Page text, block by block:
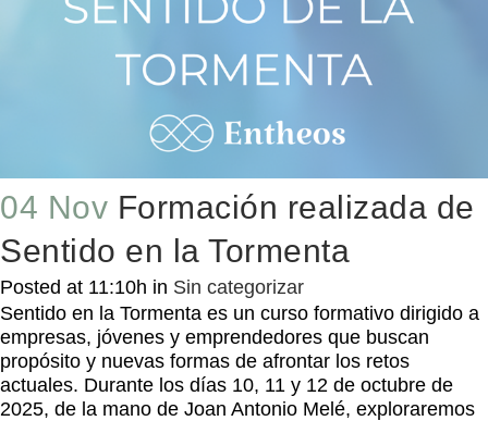
04 Nov Formación realizada de
Sentido en la Tormenta
Posted at 11:10h in Sin categorizar
Sentido en la Tormenta es un curso formativo dirigido a
empresas, jóvenes y emprendedores que buscan
propósito y nuevas formas de afrontar los retos
actuales. Durante los días 10, 11 y 12 de octubre de
2025, de la mano de Joan Antonio Melé, exploraremos